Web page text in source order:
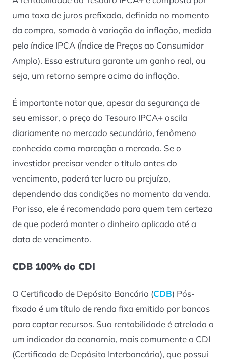
uma taxa de juros prefixada, definida no momento
da compra, somada à variação da inflação, medida
pelo índice IPCA (Índice de Preços ao Consumidor
Amplo). Essa estrutura garante um ganho real, ou
seja, um retorno sempre acima da inflação.
É importante notar que, apesar da segurança de
seu emissor, o preço do Tesouro IPCA+ oscila
diariamente no mercado secundário, fenômeno
conhecido como marcação a mercado. Se o
investidor precisar vender o título antes do
vencimento, poderá ter lucro ou prejuízo,
dependendo das condições no momento da venda.
Por isso, ele é recomendado para quem tem certeza
de que poderá manter o dinheiro aplicado até a
data de vencimento.
CDB 100% do CDI
O Certificado de Depósito Bancário (CDB) Pós-
fixado é um título de renda fixa emitido por bancos
para captar recursos. Sua rentabilidade é atrelada a
um indicador da economia, mais comumente o CDI
(Certificado de Depósito Interbancário), que possui